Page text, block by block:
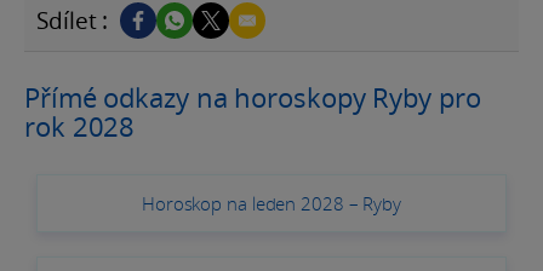
Sdílet :
Přímé odkazy na horoskopy Ryby pro
rok 2028
Horoskop na leden 2028 – Ryby